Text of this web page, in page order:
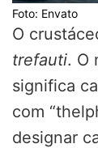
Foto: Envato
O
trefauti. O
significa
com
designar